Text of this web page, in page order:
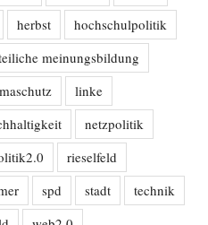
herbst
hochschulpolitik
meinungsbildung
linke
netzpolitik
rieselfeld
spd stadt
technik